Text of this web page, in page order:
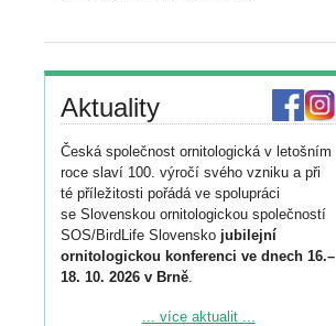
Aktuality
Česká společnost ornitologická v letošním
roce slaví 100. výročí svého vzniku a při
té příležitosti pořádá ve spolupráci
se Slovenskou ornitologickou společností
SOS/BirdLife Slovensko jubilejní
ornitologickou konferenci ve dnech 16.–
18. 10. 2026 v Brně.
Podrobnější informace ke konferenci
... více aktualit ...